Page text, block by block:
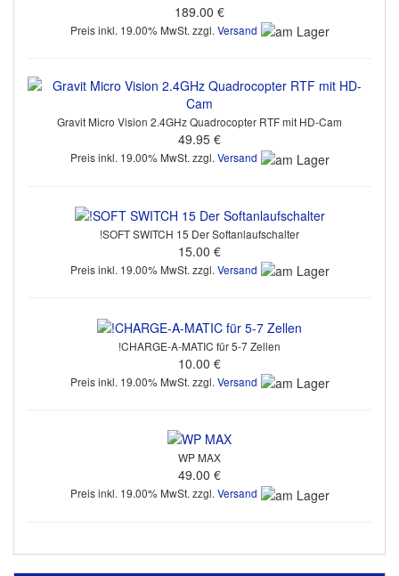
189.00 €
Preis inkl. 19.00% MwSt. zzgl. Versand
Gravit Micro Vision 2.4GHz Quadrocopter RTF mit HD-Cam
49.95 €
Preis inkl. 19.00% MwSt. zzgl.Versand
!SOFT SWITCH 15 Der Softanlaufschalter
15.00 €
Preis inkl. 19.00% MwSt. zzgl. Versand
!CHARGE-A-MATIC für 5-7 Zellen
10.00 €
Preis inkl. 19.00% MwSt. zzgl. Versand
WP MAX
49.00 €
Preis inkl. 19.00% MwSt. zzgl.Versand